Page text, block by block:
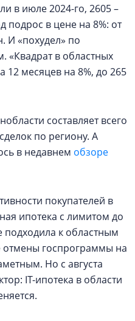
в июле 2024-го, 2605 –
подрос в цене на 8%: от
И «похудел» по
«Квадрат в областных
12 месяцев на 8%, до 265
составляет всего
по региону. А
в недавнем обзоре
покупателей в
ипотека с лимитом до
подходила к областным
отмены госпрограммы на
Но с августа
IT-ипотека в области